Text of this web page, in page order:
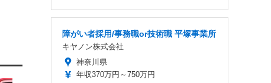
障がい者採用/事務職or技術職 平塚事業所
キヤノン株式会社
神奈川県
年収370万円～750万円